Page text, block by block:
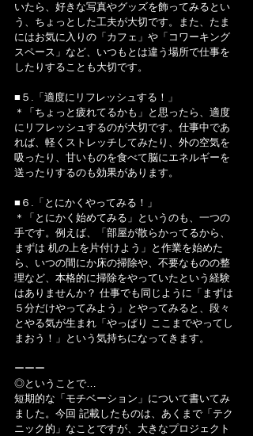
いたら、好きな写真やグッズを飾ってみるとい
う、ちょっとした工夫が大切です。また、たま
にはお気に入りの「カフェ」や「コワーキング
スペース」など、いつもとは違う場所で仕事を
したりすることも大切です。
■５.「適度にリフレッシュする！」
＊「ちょっと疲れてるかも」と思ったら、適度
にリフレッシュするのが大切です。仕事中であ
れば、軽くストレッチしてみたり、外の空気を
吸ったり、甘いものを食べて脳にエネルギーを
送ったりするのも効果があります。
■６.「とにかくやってみる！」
＊「とにかく始めてみる」というのも、一つの
手です。例えば、「部屋が散らかってるから、
まずは 机の上を片付けよう」と作業を始めた
ら、いつの間にか床の掃除や、不要なものの整
理など、本格的に掃除をやっていたという経験
はありませんか？ 仕事でも同じように「まずは
５分だけやってみよう」とやってみると、段々
とやる気が生まれ「やっぱり ここまでやってし
まおう！」という気持ちになってきます。
ーーー
◎ということで…
短期的な「モチベーション」について書いてみ
ました。今回 記載したものは、あくまで「テク
ニック的」なことですが、大きなプロジェクト